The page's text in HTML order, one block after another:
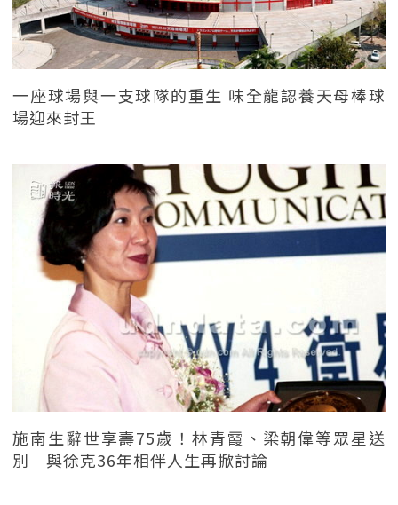
一座球場與一支球隊的重生 味全龍認養天母棒球
場迎來封王
施南生辭世享壽75歲！林青霞、梁朝偉等眾星送
別 與徐克36年相伴人生再掀討論